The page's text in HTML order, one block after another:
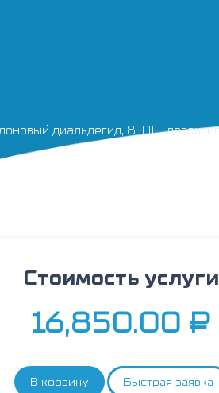
диальдегид, 8-ОН-
Стоимость услуги
16,850.00 ₽
В корзину Быстрая заявка